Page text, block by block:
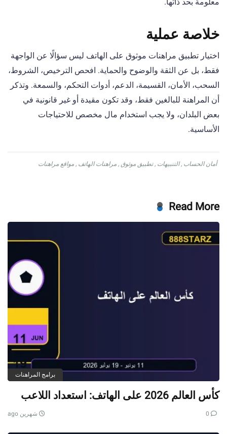
خلاصة عملية
اختيار تطبيق مراهنات موثوق على الهاتف ليس سؤالًا عن الواجهة
فقط، بل عن الثقة والوضوح والحماية. افحص الترخيص، الشروط،
السحب، الأمان، القسيمة، الدعم، أدوات التحكم، والسمعة. وتذكر
أن المراهنة للبالغين فقط، وقد تكون مقيدة أو غير قانونية في
بعض البلدان، ولا يجب استخدام مال مخصص للاحتياجات
الأساسية.
أمان الحساب ,التنبيهات ,تطبيق موثوق , مراهنات الهاتف , مواقع مراهنات
Read More
برامج المراهنات
كأس العالم 2026 على الهاتف: استعداد اللاعب
شهرين ago